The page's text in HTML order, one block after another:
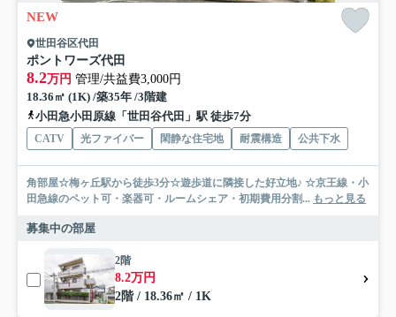
NEW
世田谷区代田
ポントワーズ代田
8.2万円 管理/共益費3,000円
18.36㎡ (1K) /築35年 /3階建
小田急小田原線「世田谷代田」駅 徒歩7分
CATV 光ファイバー 閑静な住宅地 耐震構造 公共下水
角部屋☆梅ヶ丘駅から徒歩3分☆遊歩道に隣接した好立地♪ ☆京王線・小
田急線のペット可・楽器可・ルームシェア・初期費用分割... もっと見る
募集中の部屋
2階
8.2万円
2階 / 18.36㎡ / 1K